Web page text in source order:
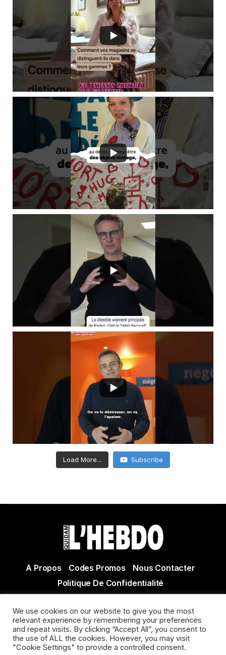
Load More... Subscribe
A Propos Codes Promos
Nous Contacter
Politique De Confidentialité
Actualité Agen - Actualité en lot et Garonne - Actualité
Villeneuve sur Lot
We use cookies on our website to give you the most
relevant experience by remembering your preferences
and repeat visits. By clicking “Accept All”, you consent to
the use of ALL the cookies. However, you may visit
"Cookie Settings" to provide a controlled consent.